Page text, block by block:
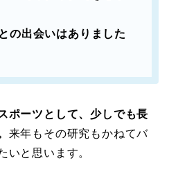
の出会いはありました
ポーツとして、少しでも長
来年もその研究もかねてバ
いと思います。